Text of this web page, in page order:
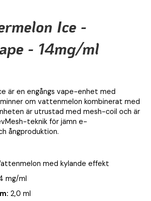
Ice -
- 14mg/ml
är en engångs vape-enhet med
om vattenmelon kombinerat med
är utrustad med mesh-coil och är
teknik för jämn e-
ångproduktion.
med kylande effekt
mg/ml
2,0 ml